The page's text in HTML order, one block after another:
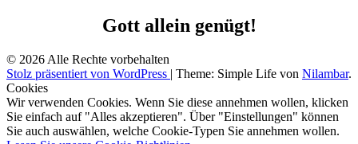
Gott allein genügt!
© 2026 Alle Rechte vorbehalten
Stolz präsentiert von WordPress | Theme: Simple Life von Nilambar.
Cookies
Wir verwenden Cookies. Wenn Sie diese annehmen wollen, klicken
Sie einfach auf "Alles akzeptieren". Über "Einstellungen" können
Sie auch auswählen, welche Cookie-Typen Sie annehmen wollen.